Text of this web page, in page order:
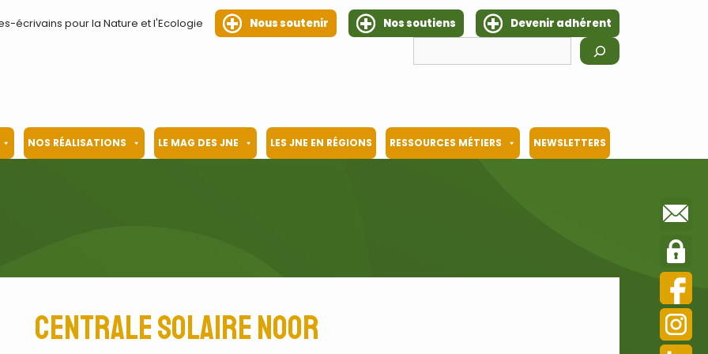
écrivains pour la Nature et l'Ecologie Nous soutenir Nos soutiens
Devenir adhérent
NOS RÉALISATIONS LE MAG DES JNE LES JNE EN RÉGIONS RESSOURCES MÉTIERS NEWSLETTERS
centrale solaire Noor